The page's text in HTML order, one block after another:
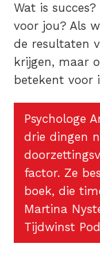
Wat is
voor jou? Als
de resultaten
krijgen, maar
betekent voor
Psychologe
drie dingen
factor. Ze
boek, die
Martina
Tijdwinst